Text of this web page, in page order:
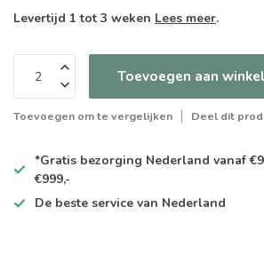
Levertijd 1 tot 3 weken Lees meer.
Toevoegen aan
Toevoegen om te vergelijken Deel dit
*Gratis bezorging Nederland vanaf
€999,-
De beste service van Nederland